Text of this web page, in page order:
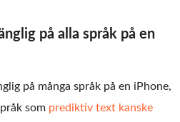
på alla språk på en
på många språk på en iPhone,
som prediktiv text kanske